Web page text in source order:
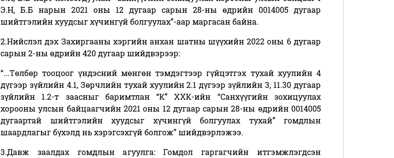
Э.Н, Б.Б нарын 2021 оны 12 дугаар сарын 28-ны өдрийн 0014005 дугаар
шийтгэлийн хуудсыг хүчингүй болгуулах”-аар маргасан байна.
2.Нийслэл дэх Захиргааны хэргийн анхан шатны шүүхийн 2022 оны 6 дугаар
сарын 2-ны өдрийн 420 дугаар шийдвэрээр:
“...Төлбөр тооцоог үндэсний мөнгөн тэмдэгтээр гүйцэтгэх тухай хуулийн 4
дүгээр зүйлийн 4.1, Зөрчлийн тухай хуулийн 2.1 дүгээр зүйлийн 3, 11.30 дугаар
зүйлийн 1.2-т заасныг баримтлан “К” ХХК-ийн “Санхүүгийн зохицуулах
хорооны улсын байцаагчийн 2021 оны 12 дугаар сарын 28-ны өдрийн 0014005
дугаартай шийтгэлийн хуудсыг хүчингүй болгуулах тухай” гомдлын
шаардлагыг бүхэлд нь хэрэгсэхгүй болгож” шийдвэрлэжээ.
3.Давж заалдах гомдлын агуулга: Гомдол гаргагчийн итгэмжлэгдсэн